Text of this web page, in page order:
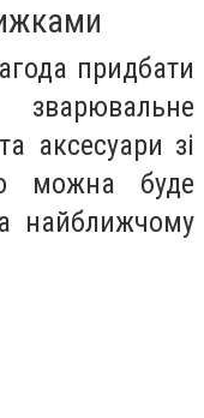
придбати
аксесуари зі
можна буде
найближчому